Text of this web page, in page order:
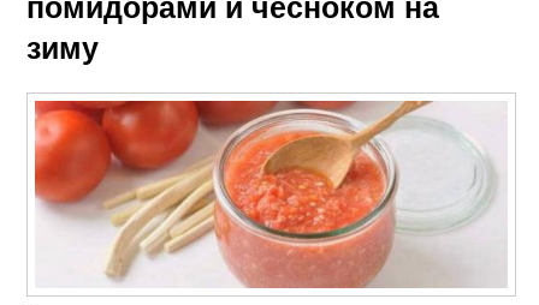
Классический рецепт
Рецепт с уксусом
Правильная
хреновина
зиму